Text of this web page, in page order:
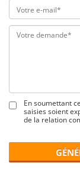
En soumettant
saisies soient
de la relation